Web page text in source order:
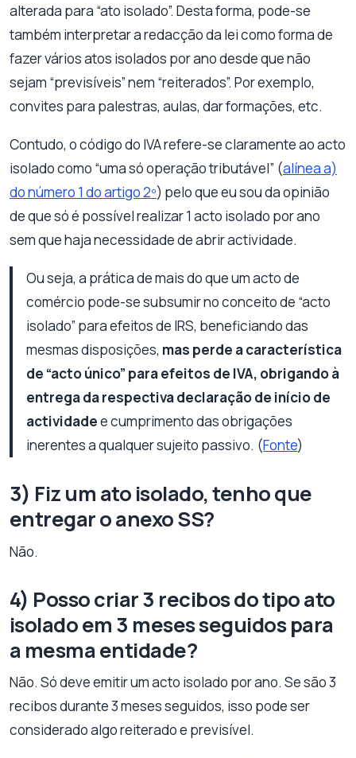
alterada para “ato isolado”. Desta forma, pode-se
também interpretar a redacção da lei como forma de
fazer vários atos isolados por ano desde que não
sejam “previsíveis” nem “reiterados”. Por exemplo,
convites para palestras, aulas, dar formações, etc.
Contudo, o código do IVA refere-se claramente ao acto
isolado como “uma só operação tributável” (alínea a)
do número 1 do artigo 2º) pelo que eu sou da opinião
de que só é possível realizar 1 acto isolado por ano
sem que haja necessidade de abrir actividade.
Ou seja, a prática de mais do que um acto de
comércio pode-se subsumir no conceito de “acto
isolado” para efeitos de IRS, beneficiando das
mesmas disposições, mas perde a característica
de “acto único” para efeitos de IVA, obrigando à
entrega da respectiva declaração de início de
actividadee cumprimento das obrigações
inerentes a qualquer sujeito passivo. (Fonte)
3) Fiz um ato isolado, tenho que
entregar o anexo SS?
Não.
4) Posso criar 3 recibos do tipo ato
isolado em 3 meses seguidos para
a mesma entidade?
Não. Só deve emitir um acto isolado por ano. Se são 3
recibos durante 3 meses seguidos, isso pode ser
considerado algo reiterado e previsível.